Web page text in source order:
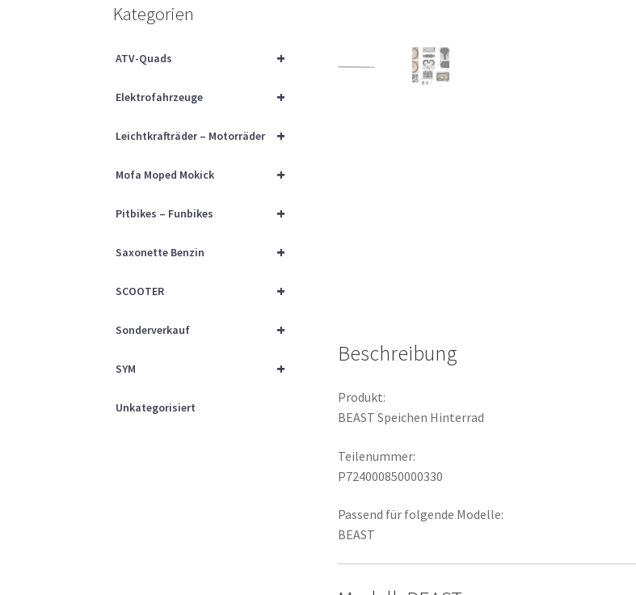
Beschreibung
Produkt:
BEAST Speichen Hinterrad
Teilenummer:
P724000850000330
Passend für folgende Modelle:
BEAST
Kategorien
+
ATV-Quads
+
Elektrofahrzeuge
+
Leichtkrafträder – Motorräder
+
Mofa Moped Mokick
+
Pitbikes – Funbikes
+
Saxonette Benzin
+
SCOOTER
+
Sonderverkauf
+
SYM
Unkategorisiert